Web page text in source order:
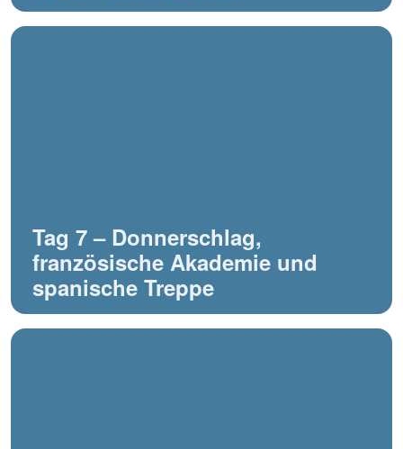
Tag 7 – Donnerschlag,
französische Akademie und
spanische Treppe